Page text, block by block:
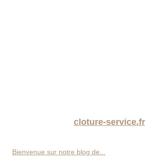
cloture-service.fr
Bienvenue sur notre blog de...